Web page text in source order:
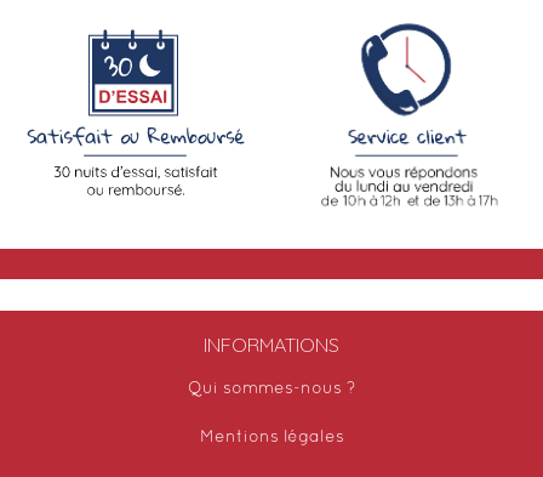
INFORMATIONS
Qui sommes-nous ?
Mentions légales